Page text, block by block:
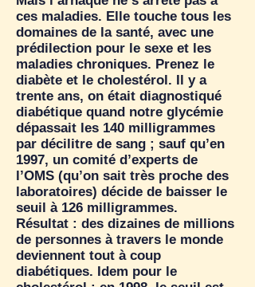
ces maladies. Elle touche tous les
domaines de la santé, avec une
prédilection pour le sexe et les
maladies chroniques. Prenez le
diabète et le cholestérol. Il y a
trente ans, on était diagnostiqué
diabétique quand notre glycémie
dépassait les 140 milligrammes
par décilitre de sang ; sauf qu’en
1997, un comité d’experts de
l’OMS (qu’on sait très proche des
laboratoires) décide de baisser le
seuil à 126 milligrammes.
Résultat : des dizaines de millions
de personnes à travers le monde
deviennent tout à coup
diabétiques. Idem pour le